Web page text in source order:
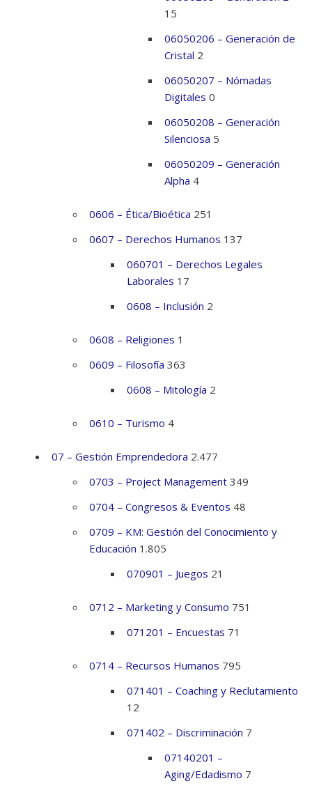
15
06050206 – Generación de
Cristal 2
06050207 – Nómadas
Digitales 0
06050208 – Generación
Silenciosa 5
06050209 – Generación
Alpha 4
0606 – Ética/Bioética 251
0607 – Derechos Humanos 137
060701 – Derechos Legales
Laborales 17
0608 – Inclusión 2
0608 – Religiones 1
0609 – Filosofía 363
0608 – Mitología 2
0610 – Turismo 4
07 – Gestión Emprendedora 2.477
0703 – Project Management 349
0704 – Congresos & Eventos 48
0709 – KM: Gestión del Conocimiento y
Educación 1.805
070901 – Juegos 21
0712 – Marketing y Consumo 751
071201 – Encuestas 71
0714 – Recursos Humanos 795
071401 – Coaching y Reclutamiento
12
071402 – Discriminación 7
07140201 –
Aging/Edadismo 7